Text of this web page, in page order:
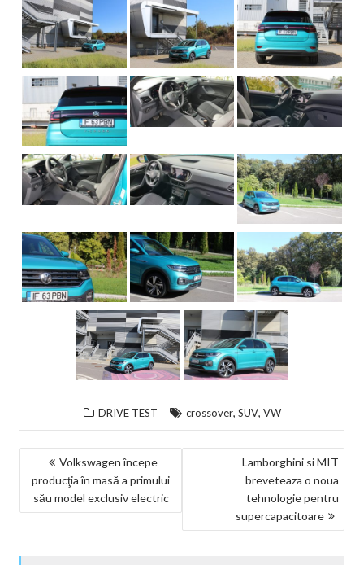
DRIVE TEST crossover, SUV, VW
NAVIGARE
ÎN
ARTICOLE
Volkswagen începe
producţia în masă a primului
său model exclusiv electric
Lamborghini si MIT
breveteaza o noua
tehnologie pentru
supercapacitoare